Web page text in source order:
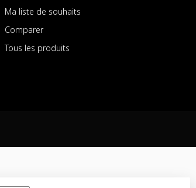
Ma liste de souhaits
Comparer
Tous les produits